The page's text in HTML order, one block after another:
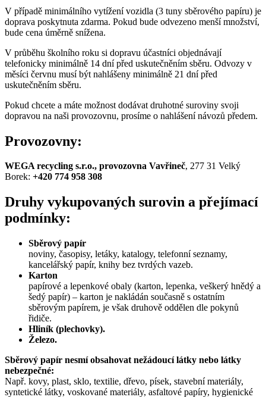
V případě minimálního vytížení vozidla (3 tuny sběrového papíru) je
doprava poskytnuta zdarma. Pokud bude odvezeno menší množství,
bude cena úměrně snížena.
V průběhu školního roku si dopravu účastníci objednávají
telefonicky minimálně 14 dní před uskutečněním sběru. Odvozy v
měsíci červnu musí být nahlášeny minimálně 21 dní před
uskutečněním sběru.
Pokud chcete a máte možnost dodávat druhotné suroviny svoji
dopravou na naši provozovnu, prosíme o nahlášení návozů předem.
Provozovny:
WEGA recycling s.r.o., provozovna Vavřineč, 277 31 Velký
Borek: +420 774 958 308
Druhy vykupovaných surovin a přejímací
podmínky:
Sběrový papír
noviny, časopisy, letáky, katalogy, telefonní seznamy,
kancelářský papír, knihy bez tvrdých vazeb.
Karton
papírové a lepenkové obaly (karton, lepenka, veškerý hnědý a
šedý papír) – karton je nakládán současně s ostatním
sběrovým papírem, je však druhově oddělen dle pokynů
řidiče.
Hliník (plechovky).
Železo.
Sběrový papír nesmí obsahovat nežádoucí látky nebo látky
nebezpečné:
Např. kovy, plast, sklo, textilie, dřevo, písek, stavební materiály,
syntetické látky, voskované materiály, asfaltové papíry, hygienické